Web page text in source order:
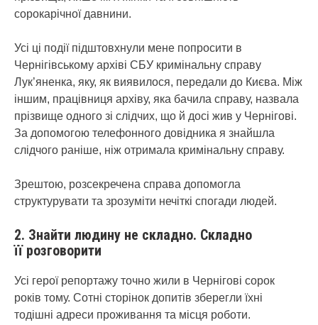
сорокарічної давнини.
Усі ці події підштовхнули мене попросити в
Чернігівському архіві СБУ кримінальну справу
Лук’яненка, яку, як виявилося, передали до Києва. Між
іншим, працівниця архіву, яка бачила справу, назвала
прізвище одного зі слідчих, що й досі жив у Чернігові.
За допомогою телефонного довідника я знайшла
слідчого раніше, ніж отримала кримінальну справу.
Зрештою, розсекречена справа допомогла
структурувати та зрозуміти нечіткі спогади людей.
2. Знайти людину не складно. Складно
її розговорити
Усі герої репортажу точно жили в Чернігові сорок
років тому. Сотні сторінок допитів зберегли їхні
тодішні адреси проживання та місця роботи.